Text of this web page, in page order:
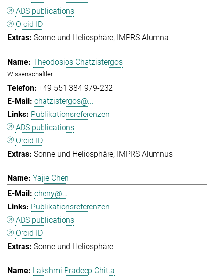
ADS publications
Orcid ID
Sonne und Heliosphäre
IMPRS Alumna
Theodosios Chatzistergos
Wissenschaftler
+49 551 384 979-232
chatzistergos@...
Publikationsreferenzen
ADS publications
Orcid ID
Sonne und Heliosphäre IMPRS Alumnus
Yajie Chen
cheny@...
Publikationsreferenzen
ADS publications
Orcid ID
Sonne und Heliosphäre
Lakshmi Pradeep Chitta